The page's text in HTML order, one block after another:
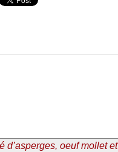
d’asperges, oeuf mollet et